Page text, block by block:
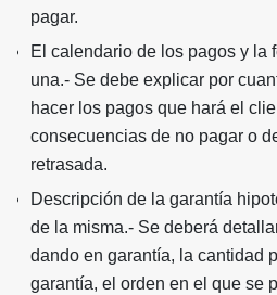
pagar.
El calendario de los pagos y la
una.- Se debe explicar por
hacer los pagos que hará el
consecuencias de no pagar o
retrasada.
Descripción de la garantía
de la misma.- Se deberá
dando en garantía, la cantidad
garantía, el orden en el que se